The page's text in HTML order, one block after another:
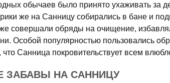
обычаев было принято ухаживать за
же на Санницу собирались в бане и
совершали обряды на очищение,
Особой популярностью пользовались
что Санница покровительствует всем
ЗАБАВЫ НА САННИЦУ